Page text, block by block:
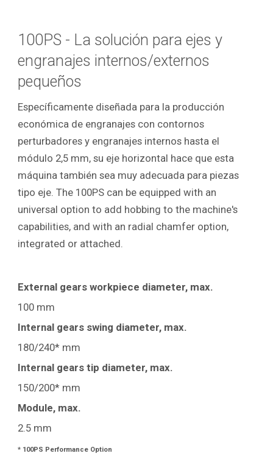
100PS - La solución para ejes y
engranajes internos/externos
pequeños
Específicamente diseñada para la producción
económica de engranajes con contornos
perturbadores y engranajes internos hasta el
módulo 2,5 mm, su eje horizontal hace que esta
máquina también sea muy adecuada para piezas
tipo eje. The 100PS can be equipped with an
universal option to add hobbing to the machine's
capabilities, and with an radial chamfer option,
integrated or attached.
External gears workpiece diameter, max.
100 mm
Internal gears swing diameter, max.
180/240* mm
Internal gears tip diameter, max.
150/200* mm
Module, max.
2.5 mm
* 100PS Performance Option